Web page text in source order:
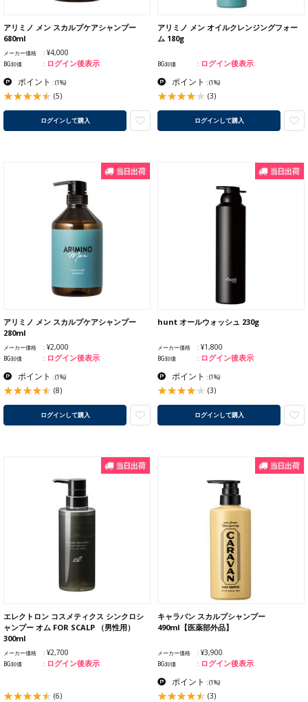
アリミノ メン スカルプケアシャンプー
680ml
メーカー価格 ¥4,000
BG卸価 ログイン後表示
ポイント :(1%)
(5)
ログインして購入
アリミノ メン オイルクレンジングフォー
ム 180g
BG卸価 ログイン後表示
ポイント :(1%)
(3)
ログインして購入
アリミノ メン スカルプケアシャンプー
280ml
メーカー価格 ¥2,000
BG卸価 ログイン後表示
ポイント :(1%)
(8)
ログインして購入
hunt オールウォッシュ 230g
メーカー価格 ¥1,800
BG卸価 ログイン後表示
ポイント :(1%)
(3)
ログインして購入
エレクトロン コスメティクス シンクロシ
ャンプー オム FOR SCALP （男性用）
300ml
メーカー価格 ¥2,700
BG卸価 ログイン後表示
(6)
キャラバン スカルプシャンプー
490ml【医薬部外品】
メーカー価格 ¥3,900
BG卸価 ログイン後表示
ポイント :(1%)
(3)